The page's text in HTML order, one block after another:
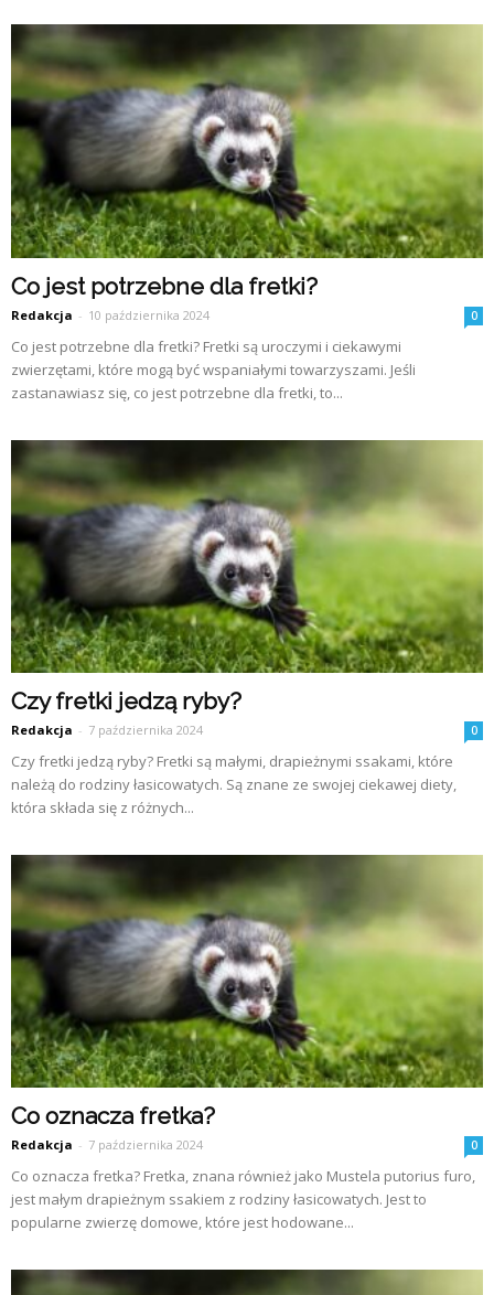
Co jest potrzebne dla fretki?
Redakcja - 10 października 2024 0
Co jest potrzebne dla fretki? Fretki są uroczymi i ciekawymi
zwierzętami, które mogą być wspaniałymi towarzyszami. Jeśli
zastanawiasz się, co jest potrzebne dla fretki, to...
Czy fretki jedzą ryby?
Redakcja - 7 października 2024 0
Czy fretki jedzą ryby? Fretki są małymi, drapieżnymi ssakami, które
należą do rodziny łasicowatych. Są znane ze swojej ciekawej diety,
która składa się z różnych...
Co oznacza fretka?
Redakcja - 7 października 2024 0
Co oznacza fretka? Fretka, znana również jako Mustela putorius furo,
jest małym drapieżnym ssakiem z rodziny łasicowatych. Jest to
popularne zwierzę domowe, które jest hodowane...